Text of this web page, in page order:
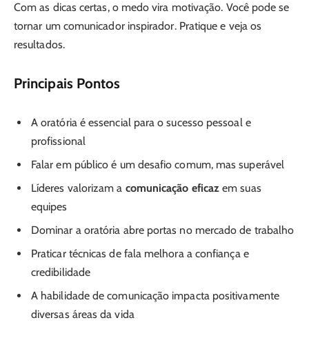
Com as dicas certas, o medo vira motivação. Você pode se
tornar um comunicador inspirador. Pratique e veja os
resultados.
Principais Pontos
A oratória é essencial para o sucesso pessoal e
profissional
Falar em público é um desafio comum, mas superável
Líderes valorizam a comunicação eficaz em suas
equipes
Dominar a oratória abre portas no mercado de trabalho
Praticar técnicas de fala melhora a confiança e
credibilidade
A habilidade de comunicação impacta positivamente
diversas áreas da vida